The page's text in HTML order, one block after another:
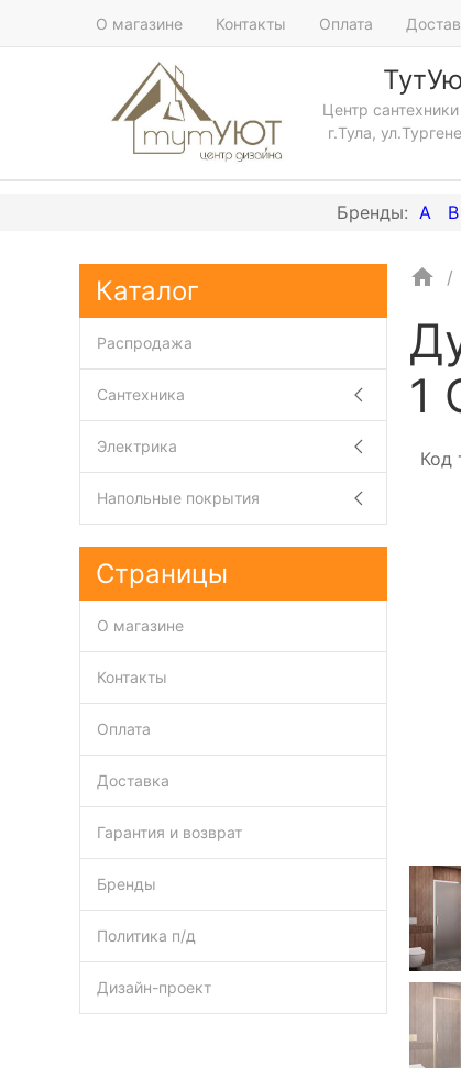
О магазине Контакты Оплата
Центр
г.Тула,
A B
1
Код
Каталог
Распродажа
Сантехника
Электрика
Напольные покрытия
Страницы
О магазине
Контакты
Оплата
Доставка
Гарантия и возврат
Бренды
Политика п/д
Дизайн-проект